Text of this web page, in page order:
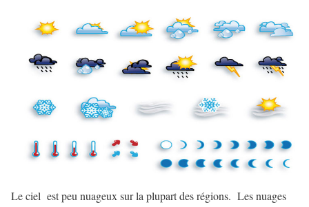
Le ciel est peu nuageux sur la plupart des régions. Les nuages